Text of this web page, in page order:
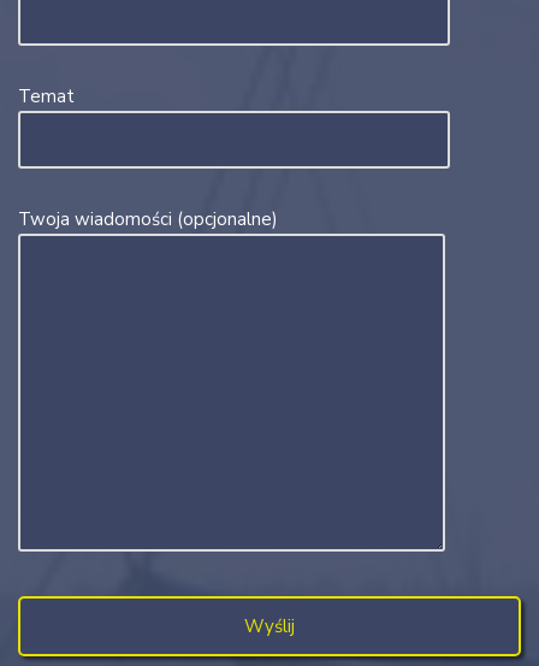
Temat
Twoja wiadomości (opcjonalne)